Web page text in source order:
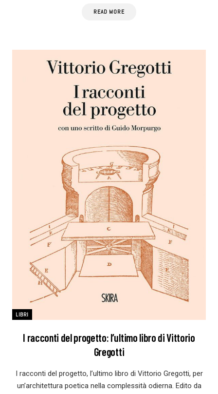
READ MORE
LIBRI
I racconti del progetto: l’ultimo libro di Vittorio
Gregotti
I racconti del progetto, l’ultimo libro di Vittorio Gregotti, per
un’architettura poetica nella complessità odierna. Edito da